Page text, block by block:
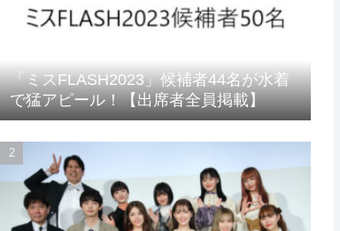
「ミスFLASH2023」候補者44名が水着
で猛アピール！【出席者全員掲載】